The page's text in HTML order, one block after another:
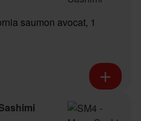
saumon avocat, 1